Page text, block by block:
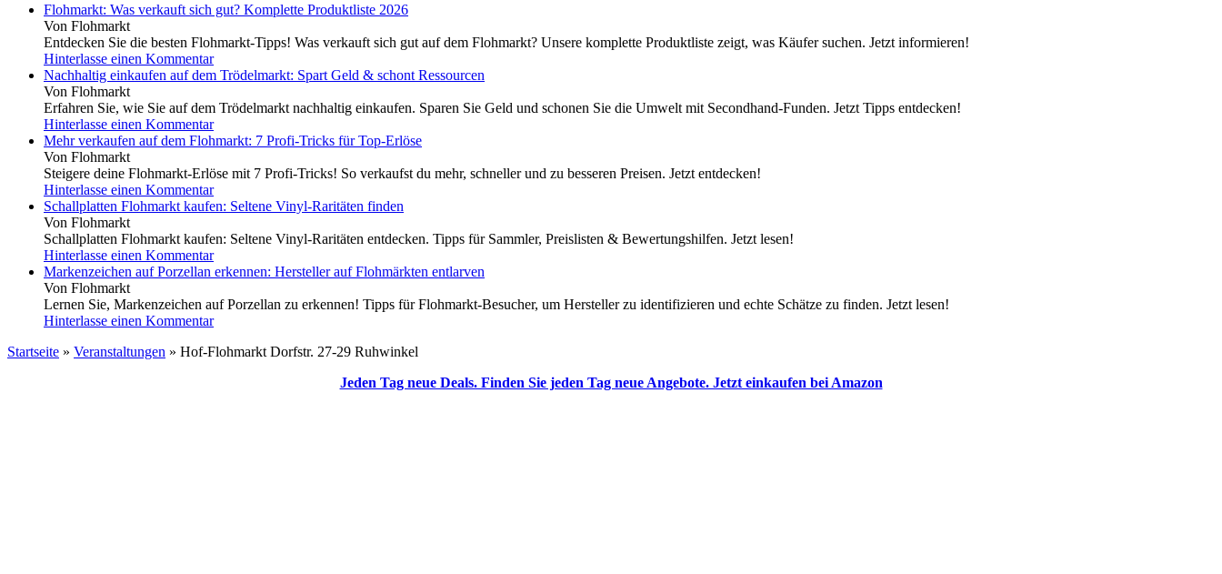
Flohmarkt: Was verkauft sich gut? Komplette Produktliste 2026
Von Flohmarkt
Entdecken Sie die besten Flohmarkt-Tipps! Was verkauft sich gut auf dem Flohmarkt? Unsere komplette Produktliste zeigt, was Käufer suchen. Jetzt informieren!
Hinterlasse einen Kommentar
Nachhaltig einkaufen auf dem Trödelmarkt: Spart Geld & schont Ressourcen
Von Flohmarkt
Erfahren Sie, wie Sie auf dem Trödelmarkt nachhaltig einkaufen. Sparen Sie Geld und schonen Sie die Umwelt mit Secondhand-Funden. Jetzt Tipps entdecken!
Hinterlasse einen Kommentar
Mehr verkaufen auf dem Flohmarkt: 7 Profi-Tricks für Top-Erlöse
Von Flohmarkt
Steigere deine Flohmarkt-Erlöse mit 7 Profi-Tricks! So verkaufst du mehr, schneller und zu besseren Preisen. Jetzt entdecken!
Hinterlasse einen Kommentar
Schallplatten Flohmarkt kaufen: Seltene Vinyl-Raritäten finden
Von Flohmarkt
Schallplatten Flohmarkt kaufen: Seltene Vinyl-Raritäten entdecken. Tipps für Sammler, Preislisten & Bewertungshilfen. Jetzt lesen!
Hinterlasse einen Kommentar
Markenzeichen auf Porzellan erkennen: Hersteller auf Flohmärkten entlarven
Von Flohmarkt
Lernen Sie, Markenzeichen auf Porzellan zu erkennen! Tipps für Flohmarkt-Besucher, um Hersteller zu identifizieren und echte Schätze zu finden. Jetzt lesen!
Hinterlasse einen Kommentar
Startseite » Veranstaltungen » Hof-Flohmarkt Dorfstr. 27-29 Ruhwinkel
Jeden Tag neue Deals. Finden Sie jeden Tag neue Angebote. Jetzt einkaufen bei Amazon